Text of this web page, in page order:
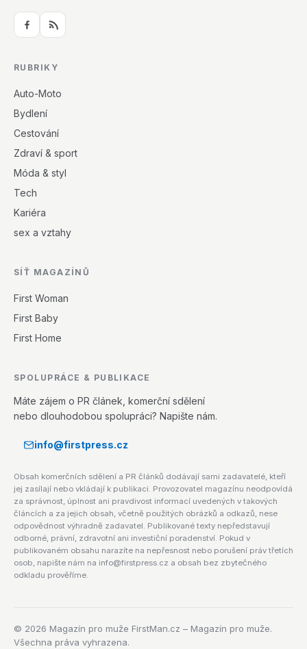
RUBRIKY
Auto-Moto
Bydlení
Cestování
Zdraví & sport
Móda & styl
Tech
Kariéra
sex a vztahy
SÍŤ MAGAZÍNŮ
First Woman
First Baby
First Home
SPOLUPRÁCE & PUBLIKACE
Máte zájem o PR článek, komerční sdělení
nebo dlouhodobou spolupráci? Napište nám.
info@firstpress.cz
Obsah komerčních sdělení a PR článků dodávají sami zadavatelé, kteří
jej zasílají nebo vkládají k publikaci. Provozovatel magazínu neodpovídá
za správnost, úplnost ani pravdivost informací uvedených v takových
článcích a za jejich obsah, včetně použitých obrázků a odkazů, nese
odpovědnost výhradně zadavatel. Publikované texty nepředstavují
odborné, právní, zdravotní ani investiční poradenství. Pokud v
publikovaném obsahu narazíte na nepřesnost nebo porušení práv třetích
osob, napište nám na info@firstpress.cz a obsah bez zbytečného
odkladu prověříme.
© 2026 Magazín pro muže FirstMan.cz – Magazín pro muže.
Všechna práva vyhrazena.